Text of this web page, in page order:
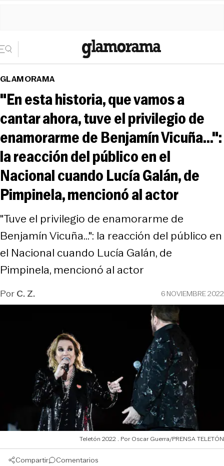
GLAMORAMA
"En esta historia, que vamos a
cantar ahora, tuve el privilegio de
enamorarme de Benjamín Vicuña...":
la reacción del público en el
Nacional cuando Lucía Galán, de
Pimpinela, mencionó al actor
"Tuve el privilegio de enamorarme de
Benjamín Vicuña...": la reacción del público en
el Nacional cuando Lucía Galán, de
Pimpinela, mencionó al actor
PorC. Z. 6 NOVIEMBRE 2022
Teletón 2022 Oscar Guerra/PRENSA TELETÓN
Compartir Comentarios